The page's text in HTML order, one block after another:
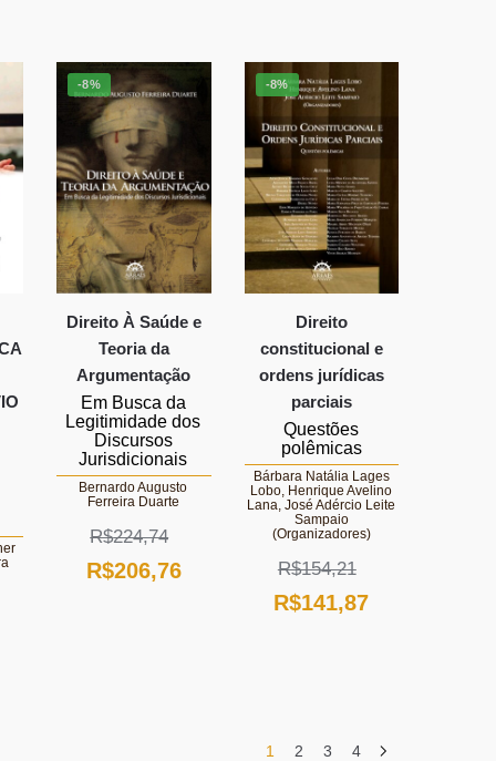
original
era:
R$165,73.
atual
é:
R$149,15.
-8%
Direito À Saúde e
Teoria da
Argumentação
Em Busca da
Legitimidade dos
Discursos
Jurisdicionais
Bernardo Augusto
Ferreira Duarte
R$224,74
O
R$206,76O
-8%
Direito
constitucional e
ordens jurídicas
parciais
Questões
polêmicas
Bárbara Natália Lages
Lobo, Henrique Avelino
Lana, José Adércio Leite
Sampaio
(Organizadores)
R$154,21
O
R$154,21.
R$141,87O
R$141,87.
1 2 3 4